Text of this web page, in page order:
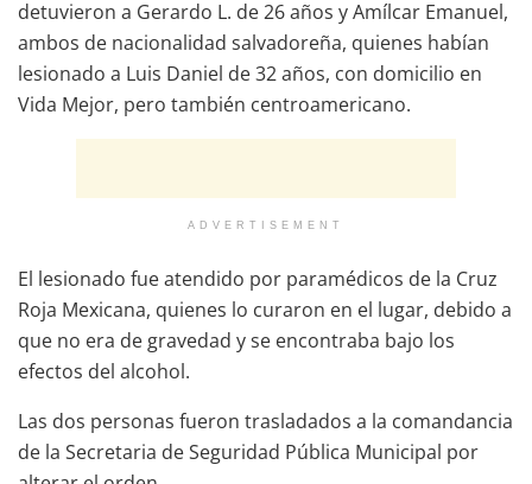
detuvieron a Gerardo L. de 26 años y Amílcar Emanuel,
ambos de nacionalidad salvadoreña, quienes habían
lesionado a Luis Daniel de 32 años, con domicilio en
Vida Mejor, pero también centroamericano.
ADVERTISEMENT
El lesionado fue atendido por paramédicos de la Cruz
Roja Mexicana, quienes lo curaron en el lugar, debido a
que no era de gravedad y se encontraba bajo los
efectos del alcohol.
Las dos personas fueron trasladados a la comandancia
de la Secretaria de Seguridad Pública Municipal por